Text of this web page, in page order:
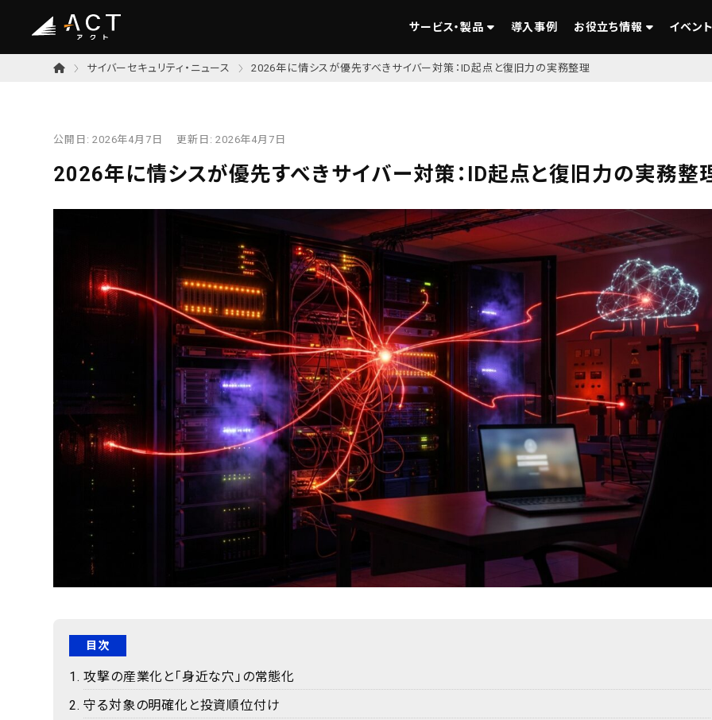
サービス・製品 導入事例 お役立ち情報 イベン
サイバーセキュリティ・ニュース 2026年に情シスが優先すべきサイバー対策：ID起点と復旧力の実務整理
公開日:2026年4月7日 更新日:2026年4月7日
2026年に情シスが優先すべきサイバー対策：ID起点と復旧力の実務整
目次
攻撃の産業化と「身近な穴」の常態化
守る対象の明確化と投資順位付け